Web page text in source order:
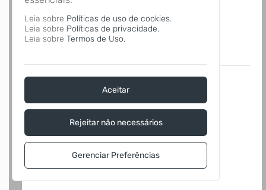
Leia sobre Políticas de uso de cookies.
Leia sobre Políticas de privacidade.
Leia sobre Termos de Uso.
Aceitar
Rejeitar não necessários
Gerenciar Preferências
entraram em vigornovas regras,
acesse o link abaixo e saiba mais.